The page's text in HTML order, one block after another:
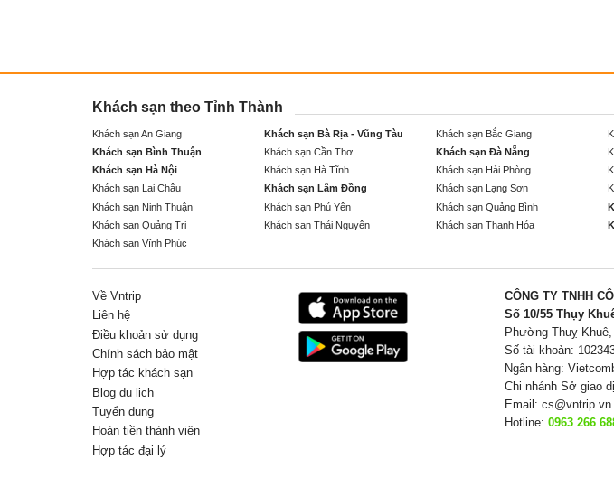
Khách sạn theo Tỉnh Thành
Khách sạn An Giang Khách sạn Bà Rịa - Vũng Tàu Khách sạn Bắc Giang
Khách sạn Bình Thuận
Khách sạn Cần Thơ Khách sạn Đà Nẵng
Khách sạn Hà Nội
Khách sạn Hà Tĩnh Khách sạn Hải Phòng
Khách sạn Lai Châu
Khách sạn Lâm Đồng Khách sạn Lạng Sơn
Khách sạn Ninh Thuận
Khách sạn Phú Yên Khách sạn Quảng Bình
Khách sạn Quảng Trị
Khách sạn Thái Nguyên Khách sạn Thanh Hóa
Khách sạn Vĩnh Phúc
Về Vntrip
Liên hệ
Điều khoản sử dụng
Chính sách bảo mật
Hợp tác khách sạn
Blog du lịch
Tuyển dụng
Hoàn tiền thành viên
Hợp tác đại lý
CÔNG TY TNHH
Số 10/55 Thụy
Phường Thuỵ
Số tài khoản:
Ngân hàng:
Chi nhánh Sở giao
Email: cs@vntrip.vn
Hotline: 0963 266